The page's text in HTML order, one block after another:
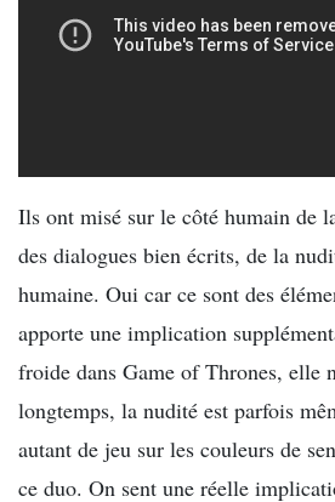
Ils ont misé sur le côté humain de
des dialogues bien écrits, de la
humaine. Oui car ce sont des
apporte une implication
froide dans Game of Thrones, elle
longtemps, la nudité est parfois
autant de jeu sur les couleurs de
ce duo. On sent une réelle